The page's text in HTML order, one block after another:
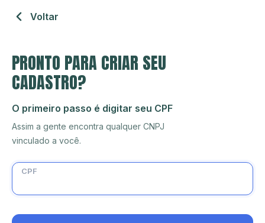
Voltar
PRONTO PARA CRIAR SEU
CADASTRO?
O primeiro passo é digitar seu CPF
Assim a gente encontra qualquer CNPJ
vinculado a você.
CPF